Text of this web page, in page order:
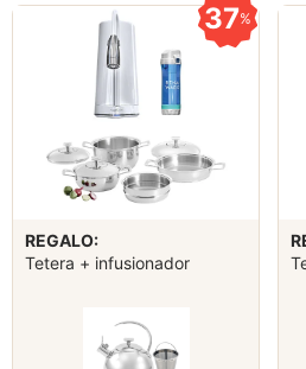
37%
REGALO:
Tetera + infusionador